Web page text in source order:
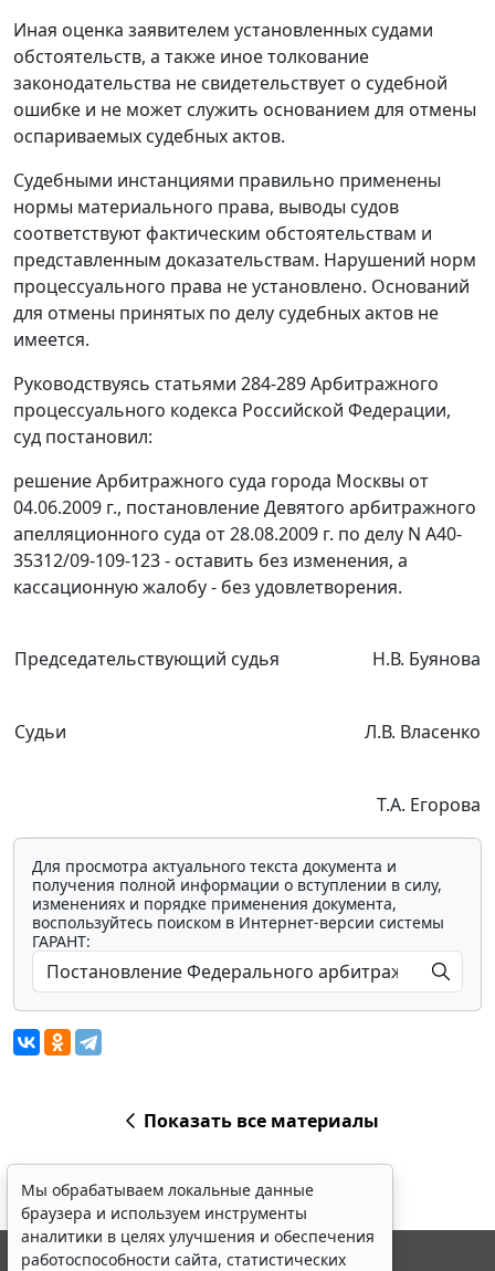
Иная оценка заявителем установленных судами
обстоятельств, а также иное толкование
законодательства не свидетельствует о судебной
ошибке и не может служить основанием для отмены
оспариваемых судебных актов.
Судебными инстанциями правильно применены
нормы материального права, выводы судов
соответствуют фактическим обстоятельствам и
представленным доказательствам. Нарушений норм
процессуального права не установлено. Оснований
для отмены принятых по делу судебных актов не
имеется.
Руководствуясь статьями 284-289Арбитражного
процессуального кодекса Российской Федерации,
суд постановил:
решение Арбитражного суда города Москвы от
04.06.2009 г., постановлениеДевятого арбитражного
апелляционного суда от 28.08.2009 г. по делу N А40-
35312/09-109-123 - оставить без изменения, а
кассационную жалобу - без удовлетворения.
Председательствующий судья Н.В. Буянова
Судьи Л.В. Власенко
Т.А. Егорова
Для просмотра актуального текста документа и
получения полной информации о вступлении в силу,
изменениях и порядке применения документа,
воспользуйтесь поиском в Интернет-версии системы
ГАРАНТ:
Показать все материалы
Мы обрабатываем локальные данные
браузера и используем инструменты
аналитики в целях улучшения и обеспечения
работоспособности сайта, статистических